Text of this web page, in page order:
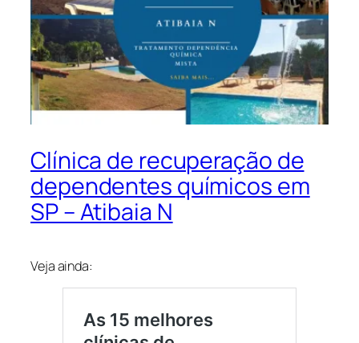
Clínica de recuperação de
dependentes químicos em
SP – Atibaia N
Veja ainda: